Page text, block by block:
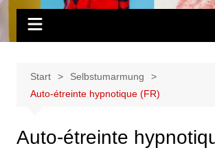
Start
Selbstumarmung
Auto-étreinte hypnotique (FR)
Auto-étreinte